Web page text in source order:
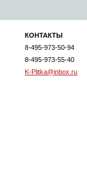
КОНТАКТЫ
8-495-973-50-94
8-495-973-55-40
K-Plitka@inbox.ru